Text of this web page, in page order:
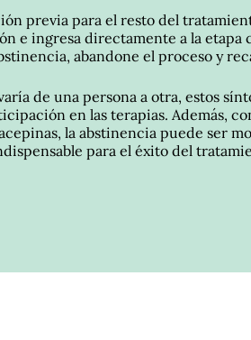
previa para el resto del
e ingresa directamente a la etapa
abandone el proceso y
de una persona a otra, estos
en las terapias. Además,
la abstinencia puede ser
para el éxito del